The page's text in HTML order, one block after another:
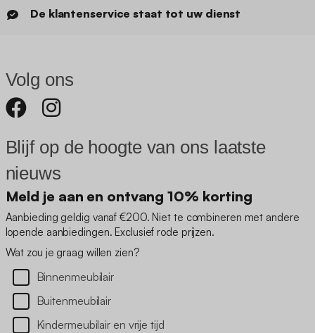
De klantenservice staat tot uw dienst
Volg ons
Blijf op de hoogte van ons laatste
nieuws
Meld je aan en ontvang 10% korting
Aanbieding geldig vanaf €200. Niet te combineren met andere
lopende aanbiedingen. Exclusief rode prijzen.
Wat zou je graag willen zien?
Binnenmeubilair
Buitenmeubilair
Kindermeubilair en vrije tijd